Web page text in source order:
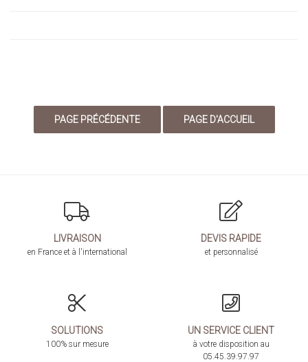
LIVRAISON
en France et à l'international
DEVIS RAPIDE
et personnalisé
SOLUTIONS
100% sur mesure
UN SERVICE CLIENT
à votre disposition au
05.45.39.97.97